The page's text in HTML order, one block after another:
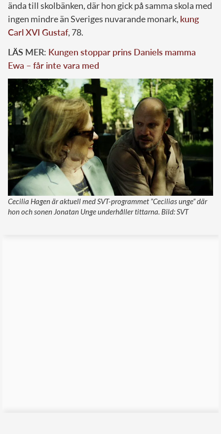
ända till skolbänken, där hon gick på samma skola med
ingen mindre än Sveriges nuvarande monark, kung
Carl XVI Gustaf, 78.
LÄS MER: Kungen stoppar prins Daniels mamma
Ewa – får inte vara med
Cecilia Hagen är aktuell med SVT-programmet ”Cecilias unge” där
hon och sonen Jonatan Unge underhåller tittarna. Bild: SVT